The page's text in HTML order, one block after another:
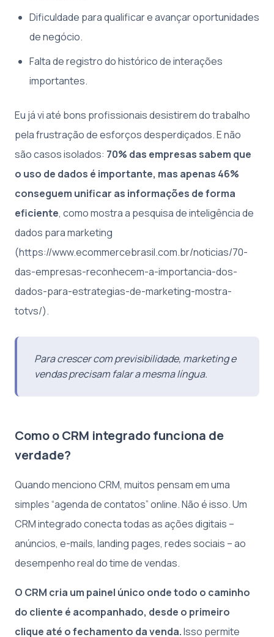
Dificuldade para qualificar e avançar oportunidades
de negócio.
Falta de registro do histórico de interações
importantes.
Eu já vi até bons profissionais desistirem do trabalho
pela frustração de esforços desperdiçados. E não
são casos isolados: 70% das empresas sabem que
o uso de dados é importante, mas apenas 46%
conseguem unificar as informações de forma
eficiente, como mostra a pesquisa de inteligência de
dados para marketing
(https://www.ecommercebrasil.com.br/noticias/70-
das-empresas-reconhecem-a-importancia-dos-
dados-para-estrategias-de-marketing-mostra-
totvs/).
Para crescer com previsibilidade, marketing e
vendas precisam falar a mesma língua.
Como o CRM integrado funciona de
verdade?
Quando menciono CRM, muitos pensam em uma
simples “agenda de contatos” online. Não é isso. Um
CRM integrado conecta todas as ações digitais –
anúncios, e-mails, landing pages, redes sociais – ao
desempenho real do time de vendas.
O CRM cria um painel único onde todo o caminho
do cliente é acompanhado, desde o primeiro
clique até o fechamento da venda.Isso permite